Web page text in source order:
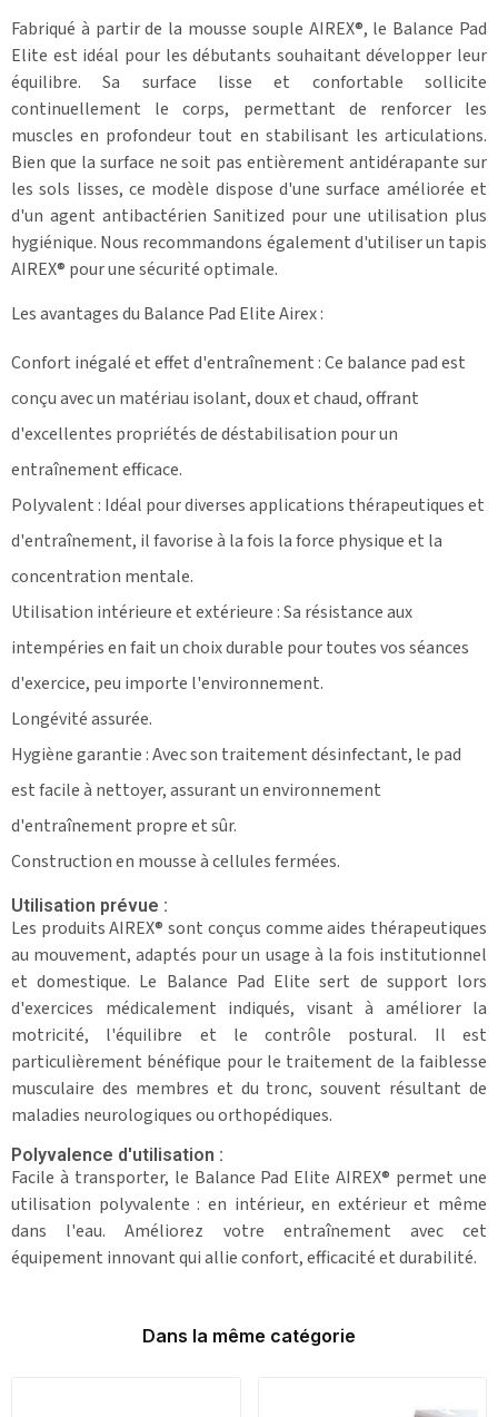
Fabriqué à partir de la mousse souple AIREX®, le Balance Pad
Elite est idéal pour les débutants souhaitant développer leur
équilibre. Sa surface lisse et confortable sollicite
continuellement le corps, permettant de renforcer les
muscles en profondeur tout en stabilisant les articulations.
Bien que la surface ne soit pas entièrement antidérapante sur
les sols lisses, ce modèle dispose d'une surface améliorée et
d'un agent antibactérien Sanitized pour une utilisation plus
hygiénique. Nous recommandons également d'utiliser un tapis
AIREX® pour une sécurité optimale.
Les avantages du Balance Pad Elite Airex :
Confort inégalé et effet d'entraînement : Ce balance pad est
conçu avec un matériau isolant, doux et chaud, offrant
d'excellentes propriétés de déstabilisation pour un
entraînement efficace.
Polyvalent : Idéal pour diverses applications thérapeutiques et
d'entraînement, il favorise à la fois la force physique et la
concentration mentale.
Utilisation intérieure et extérieure : Sa résistance aux
intempéries en fait un choix durable pour toutes vos séances
d'exercice, peu importe l'environnement.
Longévité assurée.
Hygiène garantie : Avec son traitement désinfectant, le pad
est facile à nettoyer, assurant un environnement
d'entraînement propre et sûr.
Construction en mousse à cellules fermées.
Utilisation prévue :
Les produits AIREX® sont conçus comme aides thérapeutiques
au mouvement, adaptés pour un usage à la fois institutionnel
et domestique. Le Balance Pad Elite sert de support lors
d'exercices médicalement indiqués, visant à améliorer la
motricité, l'équilibre et le contrôle postural. Il est
particulièrement bénéfique pour le traitement de la faiblesse
musculaire des membres et du tronc, souvent résultant de
maladies neurologiques ou orthopédiques.
Polyvalence d'utilisation :
Facile à transporter, le Balance Pad Elite AIREX® permet une
utilisation polyvalente : en intérieur, en extérieur et même
dans l'eau. Améliorez votre entraînement avec cet
équipement innovant qui allie confort, efficacité et durabilité.
Dans la même catégorie